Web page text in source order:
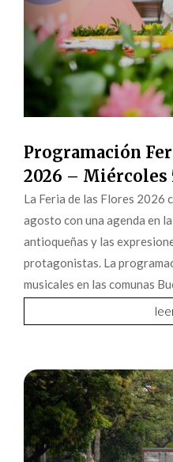
Programación
2026 – Miércoles
La Feria de las Flores 2026
agosto con una agenda en
antioqueñas y las
protagonistas. La
musicales en las comunas